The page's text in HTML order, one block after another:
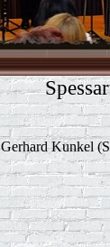
Gerhard Kunkel